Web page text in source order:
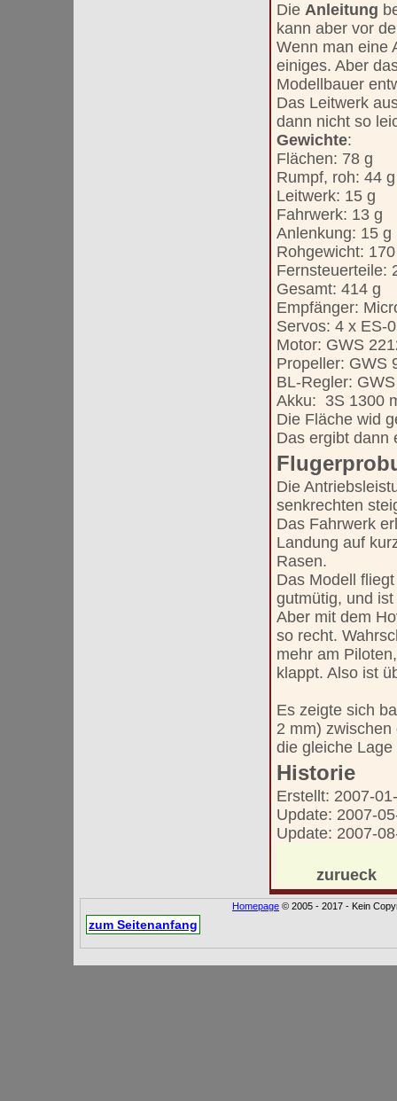
Die Anleitung
kann aber vor
Wenn man eine
einiges. Aber
Modellbauer
Das Leitwerk
dann nicht so
Gewichte:
Flächen: 78 g
Rumpf, roh: 44 g
Leitwerk: 15 g
Fahrwerk: 13 g
Anlenkung: 15 g
Rohgewicht:
Fernsteuerteile:
Gesamt: 414 g
Empfänger:
Servos: 4 x ES-
Motor: GWS
Propeller: GWS
BL-Regler:
Akku: 3S 1300
Die Fläche wid
Das ergibt dann
Die
senkrechten
Das Fahrwerk
Landung auf
Rasen.
Das Modell
gutmütig, und
Aber mit dem
so recht.
mehr am
klappt. Also ist
Es zeigte sich
2 mm)
die gleiche
Historie
Erstellt: 2007-
Update: 2007-
Update: 2007-
zurueck
Homepage © 2005 - 2017 - Kein
zum Seitenanfang